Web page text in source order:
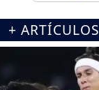
+ ARTÍCULOS